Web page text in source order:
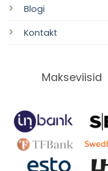
Blogi
Kontakt
Makseviisid